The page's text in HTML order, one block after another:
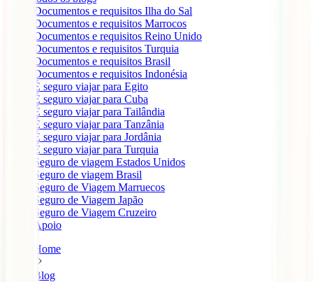
Documentos e requisitos Ilha do Sal
Documentos e requisitos Marrocos
Documentos e requisitos Reino Unido
Documentos e requisitos Turquia
Documentos e requisitos Brasil
Documentos e requisitos Indonésia
É seguro viajar para Egito
É seguro viajar para Cuba
É seguro viajar para Tailândia
É seguro viajar para Tanzânia
É seguro viajar para Jordânia
É seguro viajar para Turquia
Seguro de viagem Estados Unidos
Seguro de viagem Brasil
Seguro de Viagem Marruecos
Seguro de Viagem Japão
Seguro de Viagem Cruzeiro
Apoio
Home
Blog